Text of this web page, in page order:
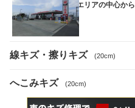
エリアの中心から
線キズ・擦りキズ (20cm)
へこみキズ (20cm)